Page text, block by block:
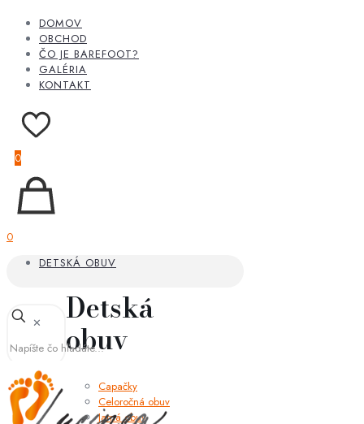
DOMOV
OBCHOD
ČO JE BAREFOOT?
GALÉRIA
KONTAKT
0
0
DETSKÁ OBUV
Detská
obuv
Capačky
Celoročná obuv
Jarná obuv
✕